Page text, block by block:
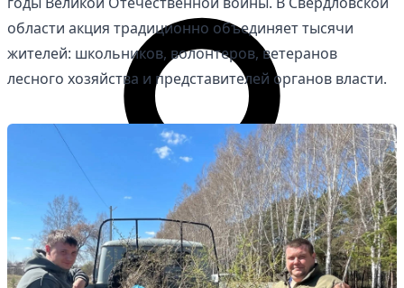
области акция традиционно объединяет тысячи
жителей: школьников, волонтеров, ветеранов
лесного хозяйства и представителей органов власти.